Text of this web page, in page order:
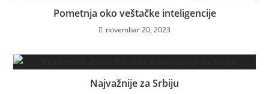
Pometnja oko veštačke inteligencije
novembar 20, 2023
Najvažnije za Srbiju